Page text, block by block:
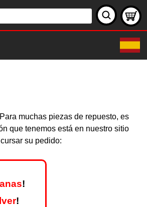
muchas piezas de repuesto, es
que tenemos está en nuestro sitio
su pedido:
!
!